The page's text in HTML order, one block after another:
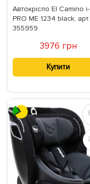
Автокрісло El Camino i-
PRO ME 1234 black, арт.
355959
3976 грн
Купити